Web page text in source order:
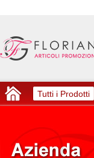
Tutti i Prodotti